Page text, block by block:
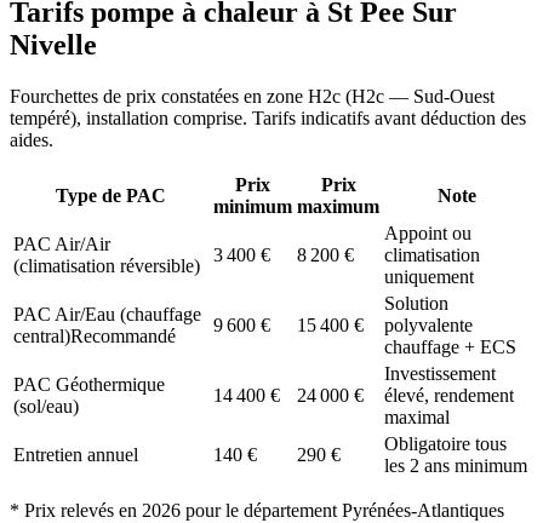
Tarifs pompe à chaleur à St Pee Sur
Nivelle
Fourchettes de prix constatées en zone H2c (H2c — Sud-Ouest
tempéré), installation comprise. Tarifs indicatifs avant déduction des
aides.
Type de PAC
Prix
minimum
Prix
maximum
Note
PAC Air/Air
(climatisation réversible)
3 400 € 8 200 €
Appoint ou
climatisation
uniquement
PAC Air/Eau (chauffage
central)Recommandé
9 600 € 15 400 €
Solution
polyvalente
chauffage + ECS
PAC Géothermique
(sol/eau)
14 400 € 24 000 €
Investissement
élevé, rendement
maximal
Entretien annuel
140 € 290 €
Obligatoire tous
les 2 ans minimum
* Prix relevés en 2026 pour le département Pyrénées-Atlantiques